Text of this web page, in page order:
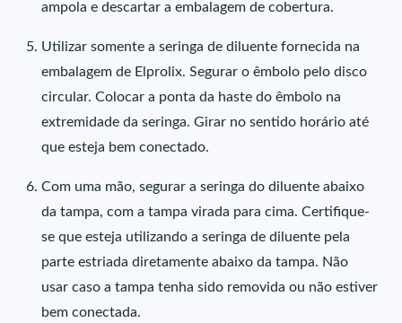
ampola e descartar a embalagem de cobertura.
Utilizar somente a seringa de diluente fornecida na
embalagem de Elprolix. Segurar o êmbolo pelo disco
circular. Colocar a ponta da haste do êmbolo na
extremidade da seringa. Girar no sentido horário até
que esteja bem conectado.
Com uma mão, segurar a seringa do diluente abaixo
da tampa, com a tampa virada para cima. Certifique-
se que esteja utilizando a seringa de diluente pela
parte estriada diretamente abaixo da tampa. Não
usar caso a tampa tenha sido removida ou não estiver
bem conectada.